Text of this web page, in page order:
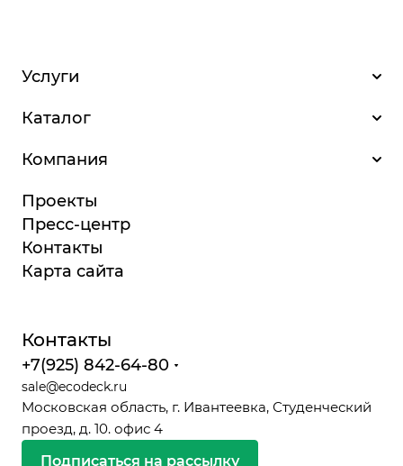
Услуги
Каталог
Компания
Проекты
Пресс-центр
Контакты
Карта сайта
Контакты
+7(925) 842-64-80
sale@ecodeck.ru
Московская область, г. Ивантеевка, Студенческий
проезд, д. 10. офис 4
Подписаться на рассылку